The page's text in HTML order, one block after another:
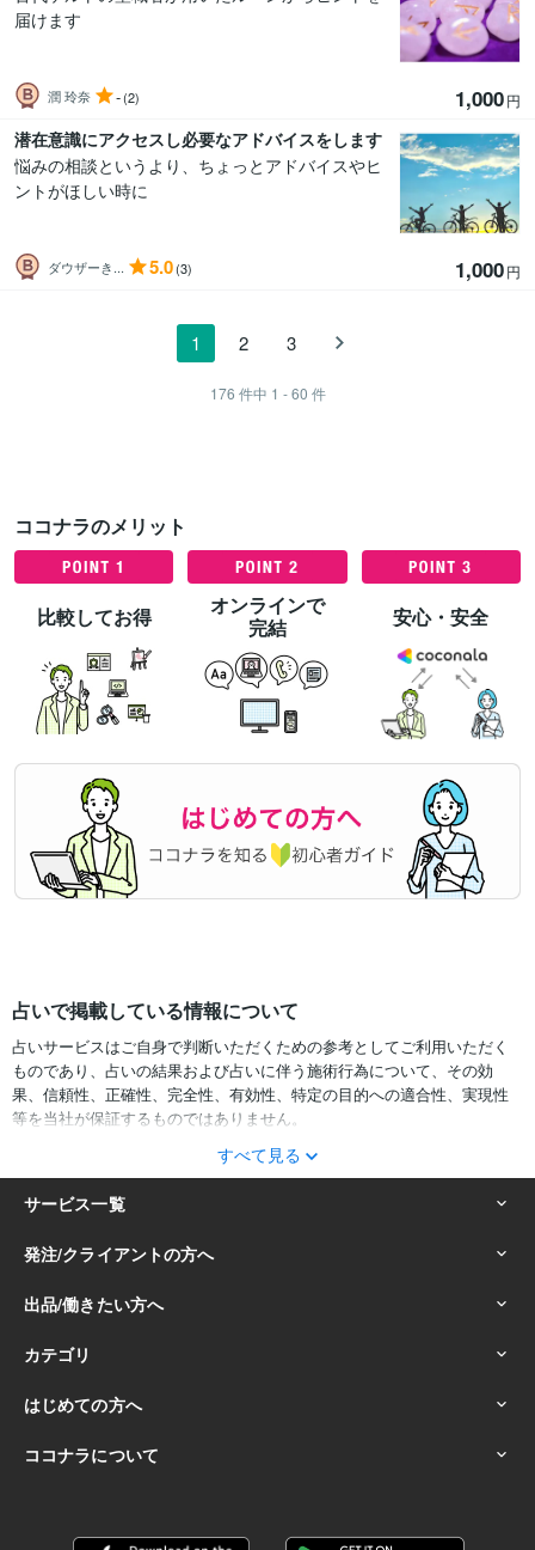
届けます
潤 玲奈 -(2) 1,000円
潜在意識にアクセスし必要なアドバイスをします
悩みの相談というより、ちょっとアドバイスやヒ
ントがほしい時に
ダウザーき... 5.0(3) 1,000円
1 2 3
176 件中 1 - 60 件
ココナラのメリット
比較してお得
オンラインで
完結
安心・安全
占いで掲載している情報について
占いサービスはご自身で判断いただくための参考としてご利用いただく
ものであり、占いの結果および占いに伴う施術行為について、その効
果、信頼性、正確性、完全性、有効性、特定の目的への適合性、実現性
等を当社が保証するものではありません。
サービスの結果をどのように利用するかは、お客様ご自身の自己責任に
おいて判断をお願いいたします。
占いの結果およびその内容を踏まえておこなったお客様の行動により生
ずる一切の損害について、当社および情報の提供者は一切責任を負いか
ねます。
すべて見る